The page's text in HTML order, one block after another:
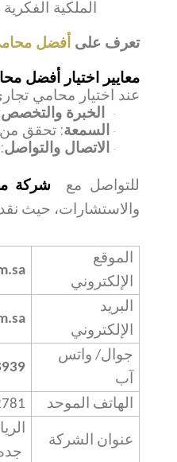
الملكية
تعرف على أفضل
معايير اختيار أفضل
عند اختيار محامي
· الخبرة والتخصص
· السمعة: تحقق من
· الاتصال والتواصل
للتواصل مع شركة
والاستشارات، حيث
الموقع
الإلكتروني
البريد
الإلكتروني
جوال/ واتس
آب
الهاتف الموحد
عنوان الشركة